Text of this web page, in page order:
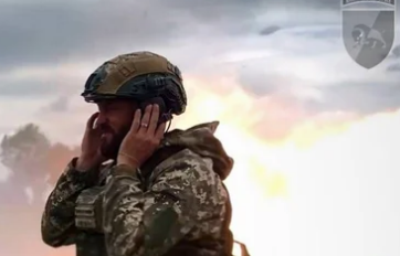
Купянском, Лиманском, Бахмутском,
20 июля, произошло 32 боевых
удар по территории Украины.
авиационный удар по
базирования «Калибр», 5 крылатых